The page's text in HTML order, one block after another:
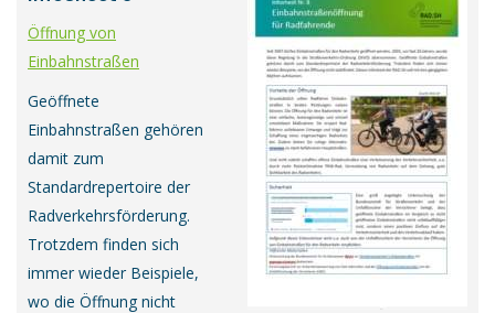
Öffnung von
Einbahnstraßen
Geöffnete
Einbahnstraßen gehören
damit zum
Standardrepertoire der
Radverkehrsförderung.
Trotzdem finden sich
immer wieder Beispiele,
wo die Öffnung nicht